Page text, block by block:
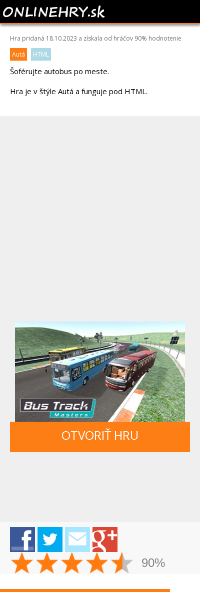
BUS MASTER
Hra pridaná 18.10.2023 a získala od hráčov 90% hodnotenie
Autá
HTML
Šoférujte autobus po meste.
Hra je v štýle Autá a funguje pod HTML.
OTVORIŤ HRU
90%